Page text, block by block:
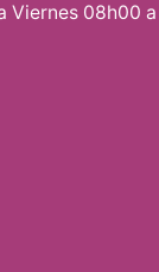
Viernes 08h00 a